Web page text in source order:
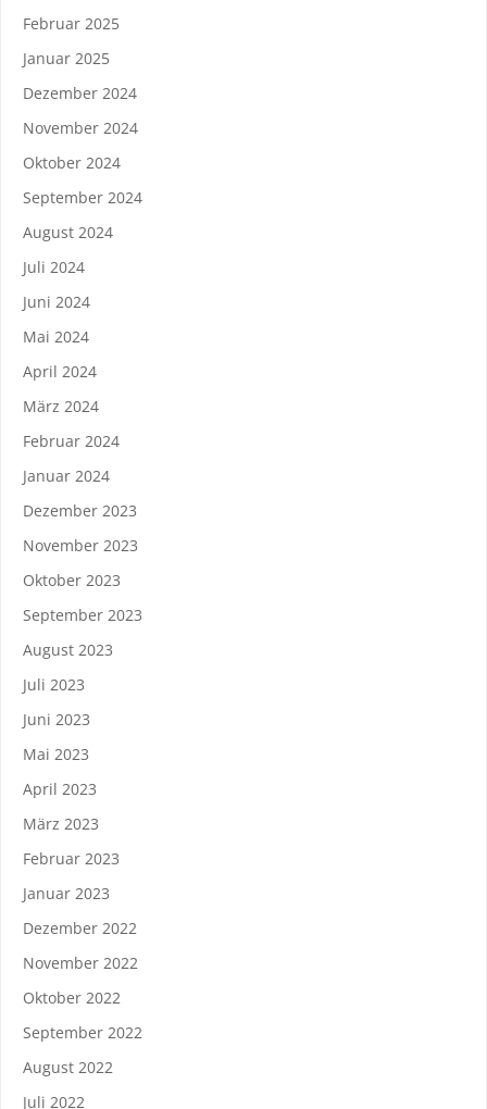
Februar 2025
Januar 2025
Dezember 2024
November 2024
Oktober 2024
September 2024
August 2024
Juli 2024
Juni 2024
Mai 2024
April 2024
März 2024
Februar 2024
Januar 2024
Dezember 2023
November 2023
Oktober 2023
September 2023
August 2023
Juli 2023
Juni 2023
Mai 2023
April 2023
März 2023
Februar 2023
Januar 2023
Dezember 2022
November 2022
Oktober 2022
September 2022
August 2022
Juli 2022